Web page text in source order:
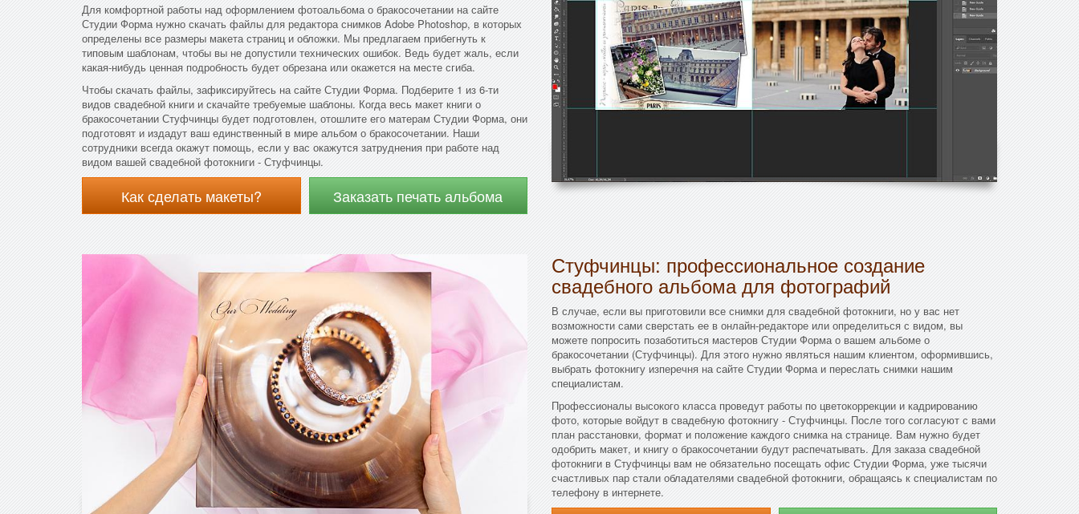
Для комфортной работы над оформлением фотоальбома о бракосочетании на сайте
Студии Форма нужно скачать файлы для редактора снимков Adobe Photoshop, в которых
определены все размеры макета страниц и обложки. Мы предлагаем прибегнуть к
типовым шаблонам, чтобы вы не допустили технических ошибок. Ведь будет жаль, если
какая-нибудь ценная подробность будет обрезана или окажется на месте сгиба.
Чтобы скачать файлы, зафиксируйтесь на сайте Студии Форма. Подберите 1 из 6-ти
видов свадебной книги и скачайте требуемые шаблоны. Когда весь макет книги о
бракосочетании Стуфчинцы будет подготовлен, отошлите его матерам Студии Форма, они
подготовят и издадут ваш единственный в мире альбом о бракосочетании. Наши
сотрудники всегда окажут помощь, если у вас окажутся затруднения при работе над
видом вашей свадебной фотокниги - Стуфчинцы.
Как сделать макеты? Заказать печать альбома
Стуфчинцы: профессиональное создание
свадебного альбома для фотографий
В случае, если вы приготовили все снимки для свадебной фотокниги, но у вас нет
возможности сами сверстать ее в онлайн-редакторе или определиться с видом, вы
можете попросить позаботиться мастеров Студии Форма о вашем альбоме о
бракосочетании (Стуфчинцы). Для этого нужно являться нашим клиентом, оформившись,
выбрать фотокнигу изперечня на сайте Студии Форма и переслать снимки нашим
специалистам.
Профессионалы высокого класса проведут работы по цветокоррекции и кадрированию
фото, которые войдут в свадебную фотокнигу - Стуфчинцы. После того согласуют с вами
план расстановки, формат и положение каждого снимка на странице. Вам нужно будет
одобрить макет, и книгу о бракосочетании будут распечатывать. Для заказа свадебной
фотокниги в Стуфчинцы вам не обязательно посещать офис Студии Форма, уже тысячи
счастливых пар стали обладателями свадебной фотокниги, обращаясь к специалистам по
телефону в интернете.